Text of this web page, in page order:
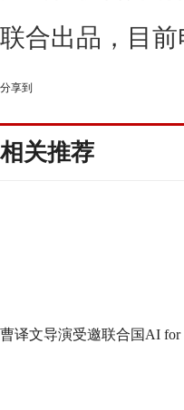
联合出品 ， 目
分享到
相关推荐
曹译文导演受邀联合国AI for